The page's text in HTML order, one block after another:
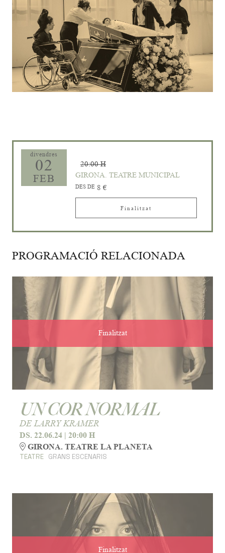
divendres
02
FEB
20:00 H
GIRONA. TEATRE MUNICIPAL
DES DE 8 €
Finalitzat
PROGRAMACIÓ RELACIONADA
Finalitzat
UN COR NORMAL
DE LARRY KRAMER
DS. 22.06.24 | 20:00 H
GIRONA. TEATRE LA PLANETA
TEATRE GRANS ESCENARIS
Finalitzat